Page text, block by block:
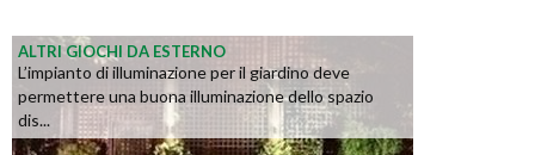
ALTRI GIOCHI DA ESTERNO
L’impianto di illuminazione per il giardino deve
permettere una buona illuminazione dello spazio
dis...